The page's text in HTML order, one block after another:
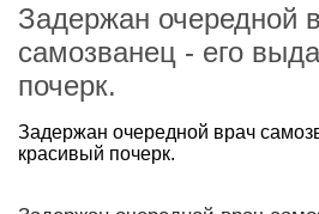
Задержан очередной
самозванец - его
почерк.
Задержан очередной врач
красивый почерк.